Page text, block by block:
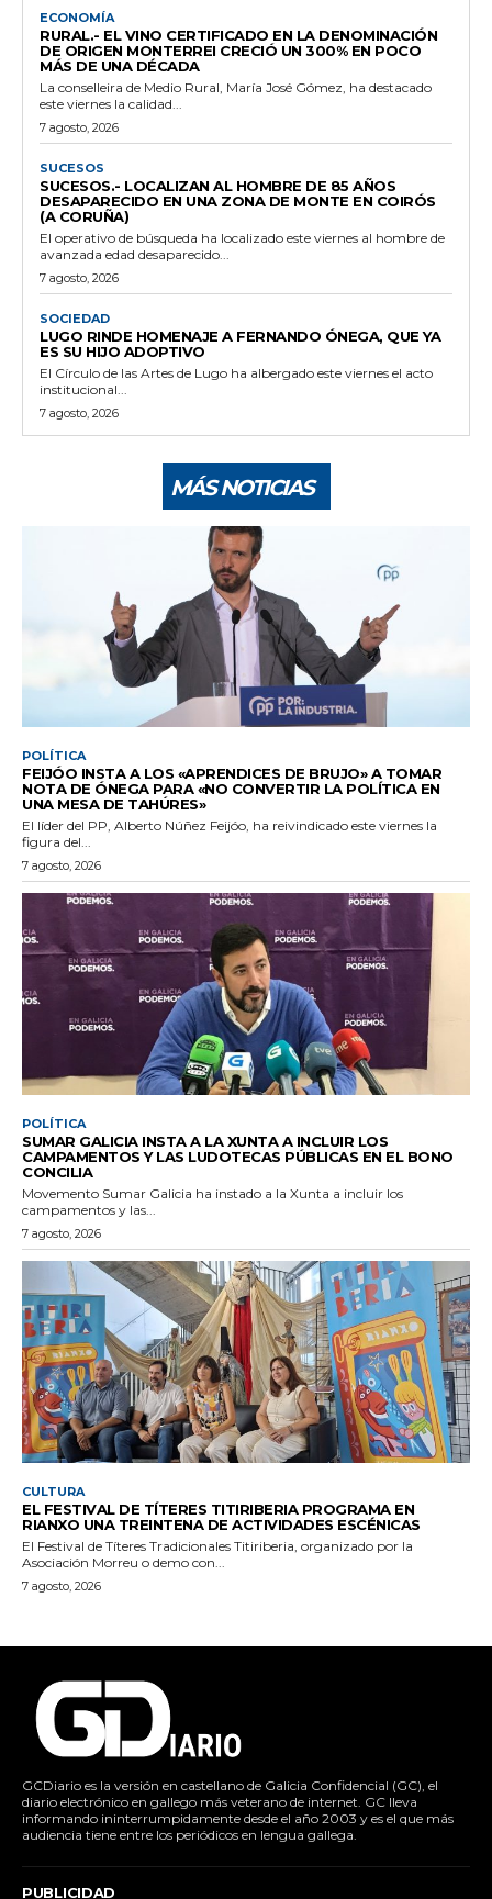
ECONOMÍA
RURAL.- EL VINO CERTIFICADO EN LA DENOMINACIÓN
DE ORIGEN MONTERREI CRECIÓ UN 300% EN POCO
MÁS DE UNA DÉCADA
La conselleira de Medio Rural, María José Gómez, ha destacado
este viernes la calidad...
7 agosto, 2026
SUCESOS
SUCESOS.- LOCALIZAN AL HOMBRE DE 85 AÑOS
DESAPARECIDO EN UNA ZONA DE MONTE EN COIRÓS
(A CORUÑA)
El operativo de búsqueda ha localizado este viernes al hombre de
avanzada edad desaparecido...
7 agosto, 2026
SOCIEDAD
LUGO RINDE HOMENAJE A FERNANDO ÓNEGA, QUE YA
ES SU HIJO ADOPTIVO
El Círculo de las Artes de Lugo ha albergado este viernes el acto
institucional...
7 agosto, 2026
MÁS NOTICIAS
POLÍTICA
FEIJÓO INSTA A LOS «APRENDICES DE BRUJO» A TOMAR
NOTA DE ÓNEGA PARA «NO CONVERTIR LA POLÍTICA EN
UNA MESA DE TAHÚRES»
El líder del PP, Alberto Núñez Feijóo, ha reivindicado este viernes la
figura del...
7 agosto, 2026
POLÍTICA
SUMAR GALICIA INSTA A LA XUNTA A INCLUIR LOS
CAMPAMENTOS Y LAS LUDOTECAS PÚBLICAS EN EL BONO
CONCILIA
Movemento Sumar Galicia ha instado a la Xunta a incluir los
campamentos y las...
7 agosto, 2026
CULTURA
EL FESTIVAL DE TÍTERES TITIRIBERIA PROGRAMA EN
RIANXO UNA TREINTENA DE ACTIVIDADES ESCÉNICAS
El Festival de Títeres Tradicionales Titiriberia, organizado por la
Asociación Morreu o demo con...
7 agosto, 2026
GCDiario es la versión en castellano de Galicia Confidencial (GC), el
diario electrónico en gallego más veterano de internet. GC lleva
informando ininterrumpidamente desde el año 2003 y es el que más
audiencia tiene entre los periódicos en lengua gallega.
PUBLICIDAD